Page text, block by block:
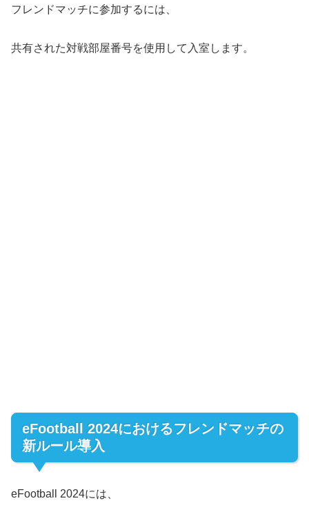
フレンドマッチに参加するには、
共有された対戦部屋番号を使用して入室します。
eFootball 2024におけるフレンドマッチの
新ルール導入
eFootball 2024には、